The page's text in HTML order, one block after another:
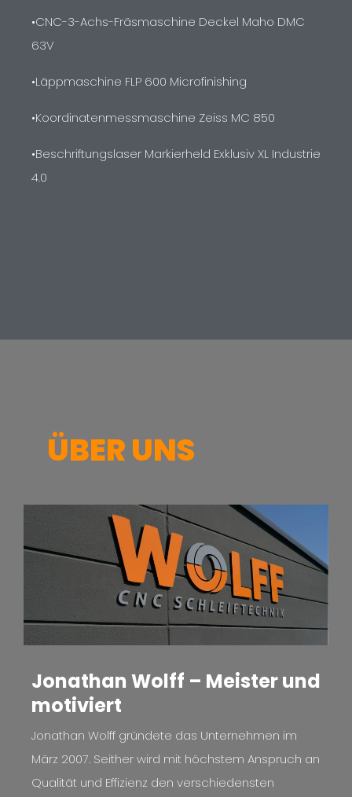
•CNC-3-Achs-Fräsmaschine Deckel Maho DMC
63V
•Läppmaschine FLP 600 Microfinishing
•Koordinatenmessmaschine Zeiss MC 850
•Beschriftungslaser Markierheld Exklusiv XL Industrie
4.0
ÜBER UNS
Jonathan Wolff – Meister und
motiviert
Jonathan Wolff gründete das Unternehmen im
März 2007. Seither wird mit höchstem Anspruch an
Qualität und Effizienz den verschiedensten